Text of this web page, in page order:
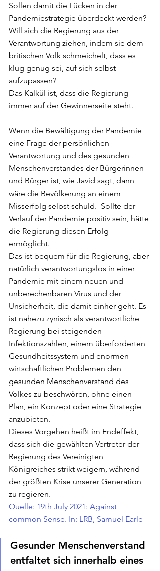
Sollen damit die Lücken in der
Pandemiestrategie überdeckt werden?
Will sich die Regierung aus der
Verantwortung ziehen, indem sie dem
britischen Volk schmeichelt, dass es
klug genug sei, auf sich selbst
aufzupassen?
Das Kalkül ist, dass die Regierung
immer auf der Gewinnerseite steht.
Wenn die Bewältigung der Pandemie
eine Frage der persönlichen
Verantwortung und des gesunden
Menschenverstandes der Bürgerinnen
und Bürger ist, wie Javid sagt, dann
wäre die Bevölkerung an einem
Misserfolg selbst schuld.  Sollte der
Verlauf der Pandemie positiv sein, hätte
die Regierung diesen Erfolg
ermöglicht.
Das ist bequem für die Regierung, aber
natürlich verantwortungslos in einer
Pandemie mit einem neuen und
unberechenbaren Virus und der
Unsicherheit, die damit einher geht. Es
ist nahezu zynisch als verantwortliche
Regierung bei steigenden
Infektionszahlen, einem überforderten
Gesundheitssystem und enormen
wirtschaftlichen Problemen den
gesunden Menschenverstand des
Volkes zu beschwören, ohne einen
Plan, ein Konzept oder eine Strategie
anzubieten.
Dieses Vorgehen heißt im Endeffekt,
dass sich die gewählten Vertreter der
Regierung des Vereinigten
Königreiches strikt weigern, während
der größten Krise unserer Generation
zu regieren.
Quelle: 19th July 2021: Against
common Sense. In: LRB, Samuel Earle
Gesunder Menschenverstand
entfaltet sich innerhalb eines